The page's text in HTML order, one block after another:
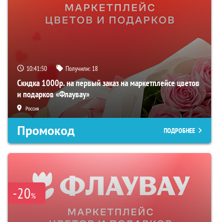
10:41:49 Получили: 18
Скидка 1000р. на первый заказ на маркетплейсе цветов
и подарков «Флаувау»
Россия
Промокод ПОДРОБНЕЕ
-20%